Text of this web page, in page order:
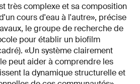
très complexe et sa composition
cours d'eau à l'autre», précise
le groupe de recherche de
pour établir un biofilm
«Un système clairement
peut aider à comprendre les
la dynamique structurelle et